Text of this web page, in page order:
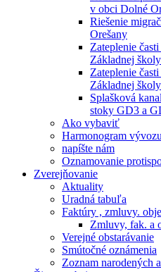
v obci Dolné
Riešenie
Orešany
Zateplenie
Základnej
Zateplenie
Základnej
Splašková
stoky GD3 a
Ako vybaviť
Harmonogram
napíšte nám
Oznamovanie
Zverejňovanie
Aktuality
Uradná tabuľa
Faktúry , zmluvy.
Zmluvy, fak. a
Verejné obstarávanie
Smútočné oznámenia
Zoznam narodených